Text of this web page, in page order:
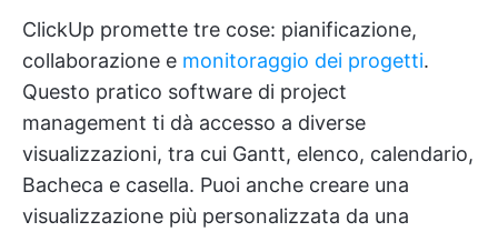
ClickUp promette tre cose: pianificazione,
collaborazione e monitoraggio dei progetti.
Questo pratico software di project
management ti dà accesso a diverse
visualizzazioni, tra cui Gantt, elenco, calendario,
Bacheca e casella. Puoi anche creare una
visualizzazione più personalizzata da una